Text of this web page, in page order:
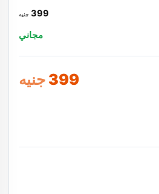
399 جنيه
مجاني
399 جنيه